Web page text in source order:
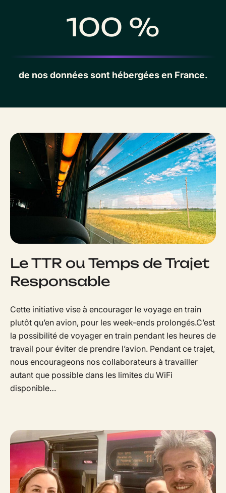
100 %
de nos données sont hébergées en France.
Le TTR ou Temps de Trajet
Responsable
Cette initiative vise à encourager le voyage en train
plutôt qu’en avion, pour les week-ends prolongés.C’est
la possibilité de voyager en train pendant les heures de
travail pour éviter de prendre l’avion. Pendant ce trajet,
nous encourageons nos collaborateurs à travailler
autant que possible dans les limites du WiFi
disponible…